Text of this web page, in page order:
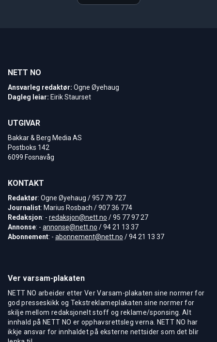
NETT NO
Ansvarleg redaktør: Ogne Øyehaug
Dagleg leiar: Eirik Staurset
UTGIVAR
Bakkar & Berg Media AS
Postboks 142
6099 Fosnavåg
KONTAKT
Redaktør: Ogne Øyehaug / 957 79 727
Journalist: Marius Rosbach / 907 36 774
Redaksjon: - redaksjon@nett.no / 95 77 97 27
Annonse: - annonse@nett.no / 94 21 13 37
Abonnement: - abonnement@nett.no / 94 21 13 37
Ver varsam-plakaten
NETT NO arbeider etter Ver Varsam-plakaten sine normer for
god presseskikk og Tekstreklameplakaten sine normer for
skilje mellom redaksjonelt stoff og reklame/sponsing. Alt
innhald på NETT NO er opphavsrettsleg verna. NETT NO har
ikkje ansvar for innhaldet på eksterne nettsider som det blir